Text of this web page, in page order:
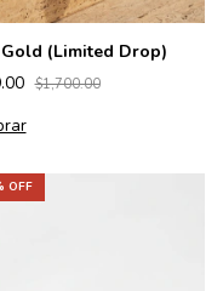
(Limited Drop)
$1,700.00
OFF